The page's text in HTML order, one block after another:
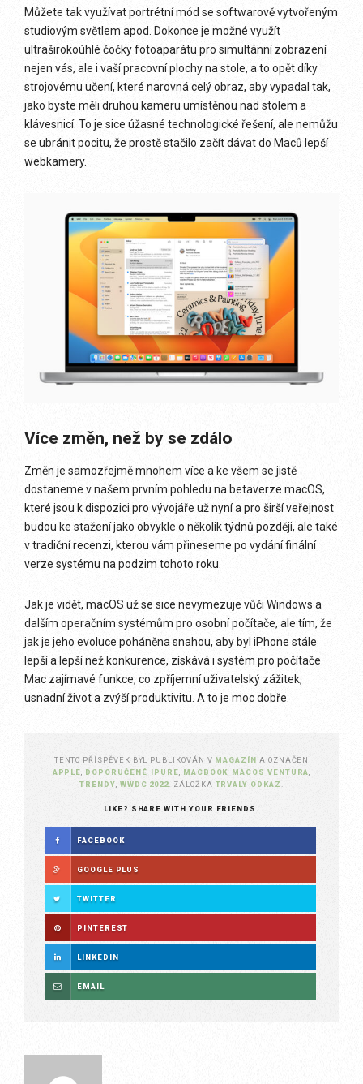
Můžete tak využívat portrétní mód se softwarově vytvořeným
studiovým světlem apod. Dokonce je možné využít
ultraširokoúhlé čočky fotoaparátu pro simultánní zobrazení
nejen vás, ale i vaší pracovní plochy na stole, a to opět díky
strojovému učení, které narovná celý obraz, aby vypadal tak,
jako byste měli druhou kameru umístěnou nad stolem a
klávesnicí. To je sice úžasné technologické řešení, ale nemůžu
se ubránit pocitu, že prostě stačilo začít dávat do Maců lepší
webkamery.
Více změn, než by se zdálo
Změn je samozřejmě mnohem více a ke všem se jistě
dostaneme v našem prvním pohledu na betaverze macOS,
které jsou k dispozici pro vývojáře už nyní a pro širší veřejnost
budou ke stažení jako obvykle o několik týdnů později, ale také
v tradiční recenzi, kterou vám přineseme po vydání finální
verze systému na podzim tohoto roku.
Jak je vidět, macOS už se sice nevymezuje vůči Windows a
dalším operačním systémům pro osobní počítače, ale tím, že
jak je jeho evoluce poháněna snahou, aby byl iPhone stále
lepší a lepší než konkurence, získává i systém pro počítače
Mac zajímavé funkce, co zpříjemní uživatelský zážitek,
usnadní život a zvýší produktivitu. A to je moc dobře.
TENTO PŘÍSPĚVEK BYL PUBLIKOVÁN V MAGAZÍN A OZNAČEN
APPLE
DOPORUČENÉ IPURE MACBOOK MACOS VENTURA
TRENDY WWDC 2022 . ZÁLOŽKA TRVALÝ ODKAZ
LIKE? SHARE WITH YOUR FRIENDS.
FACEBOOK
GOOGLE PLUS
TWITTER
PINTEREST
LINKEDIN
EMAIL